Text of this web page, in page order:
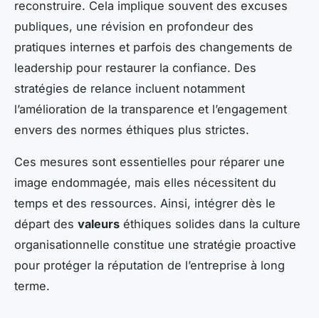
reconstruire. Cela implique souvent des excuses
publiques, une révision en profondeur des
pratiques internes et parfois des changements de
leadership pour restaurer la confiance. Des
stratégies de relance incluent notamment
l’amélioration de la transparence et l’engagement
envers des normes éthiques plus strictes.
Ces mesures sont essentielles pour réparer une
image endommagée, mais elles nécessitent du
temps et des ressources. Ainsi, intégrer dès le
départ des valeurs éthiques solides dans la culture
organisationnelle constitue une stratégie proactive
pour protéger la réputation de l’entreprise à long
terme.